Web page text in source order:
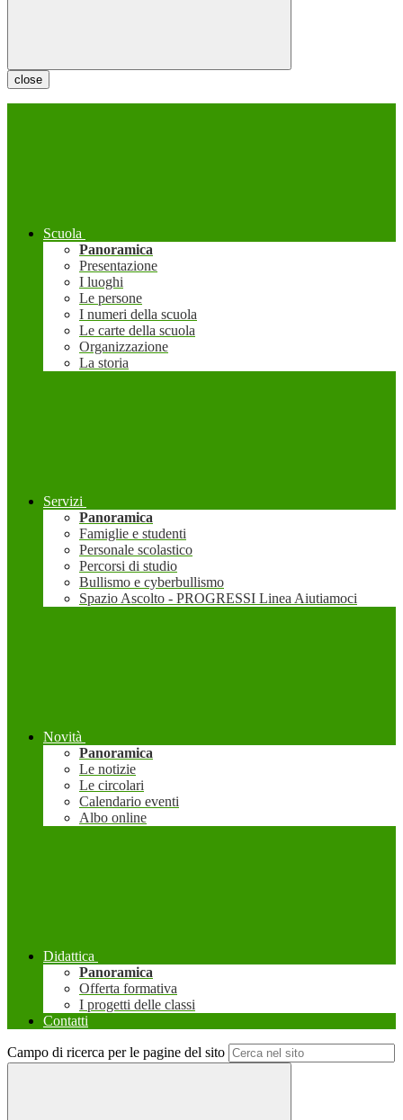
close
Scuola
Panoramica
Presentazione
I luoghi
Le persone
I numeri della scuola
Le carte della scuola
Organizzazione
La storia
Servizi
Panoramica
Famiglie e studenti
Personale scolastico
Percorsi di studio
Bullismo e cyberbullismo
Spazio Ascolto - PROGRESSI Linea Aiutiamoci
Novità
Panoramica
Le notizie
Le circolari
Calendario eventi
Albo online
Didattica
Panoramica
Offerta formativa
I progetti delle classi
Contatti
Campo di ricerca per le pagine del sito